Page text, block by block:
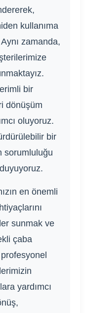
kullanıma
Aynı zamanda,
bir
dönüşüm
oluyoruz.
bir
sorumluluğu
en önemli
sunmak ve
çaba
yardımcı